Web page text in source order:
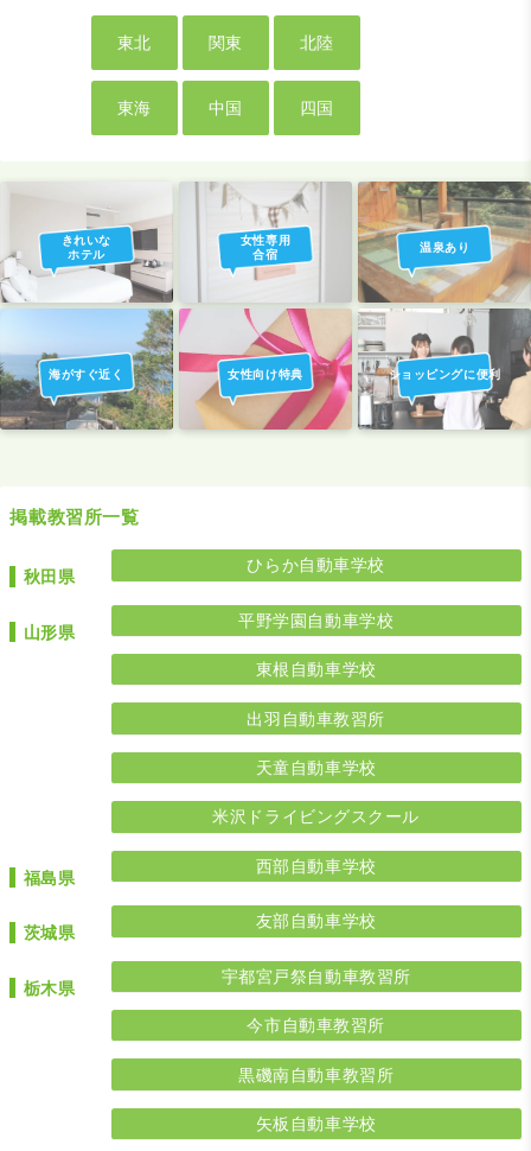
東北 関東 北陸
東海 中国 四国
きれいな
ホテル
女性専用
合宿
温泉あり
海がすぐ近く 女性向け特典 ショッピングに便利
掲載教習所一覧
秋田県
ひらか自動車学校
山形県
平野学園自動車学校
東根自動車学校
出羽自動車教習所
天童自動車学校
米沢ドライビングスクール
福島県
西部自動車学校
茨城県
友部自動車学校
栃木県
宇都宮戸祭自動車教習所
今市自動車教習所
黒磯南自動車教習所
矢板自動車学校